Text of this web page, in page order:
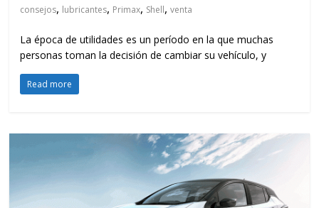
consejos, lubricantes, Primax, Shell,venta
La época de utilidades es un período en la que muchas
personas toman la decisión de cambiar su vehículo, y
Read more